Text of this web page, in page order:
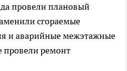
провели плановый
сгораемые
и аварийные межэтажные
провели ремонт